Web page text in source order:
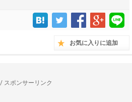
お気に入りに追加
スポンサーリンク